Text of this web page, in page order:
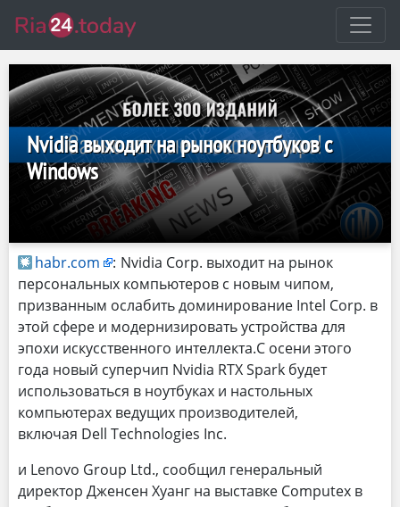
Nvidia выходит на рынок ноутбуков с
Windows
habr.com : Nvidia Corp. выходит на рынок
персональных компьютеров с новым чипом,
призванным ослабить доминирование Intel Corp. в
этой сфере и модернизировать устройства для
эпохи искусственного интеллекта.С осени этого
года новый суперчип Nvidia RTX Spark будет
использоваться в ноутбуках и настольных
компьютерах ведущих производителей,
включая Dell Technologies Inc.
и Lenovo Group Ltd., сообщил генеральный
директор Дженсен Хуанг на выставке Computex в